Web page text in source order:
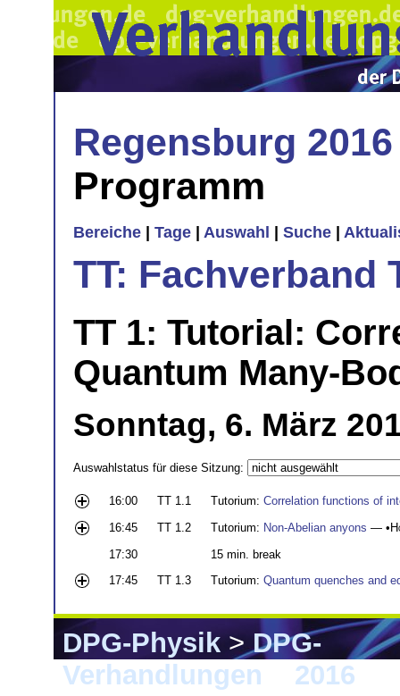
Regensburg 2016
Programm
Bereiche Tage Auswahl Suche
TT: Fachverband
TT 1: Tutorial:
Quantum Many-
Sonntag, 6. März
Auswahlstatus für diese Sitzung:
16:00 TT 1.1 Tutorium: Correlation functions of
16:45
TT 1.2 Tutorium: Non-Abelian anyons — •
17:30
15 min. break
17:45
TT 1.3 Tutorium: Quantum quenches and
DPG-Physik>DPG-
Verhandlungen
2016